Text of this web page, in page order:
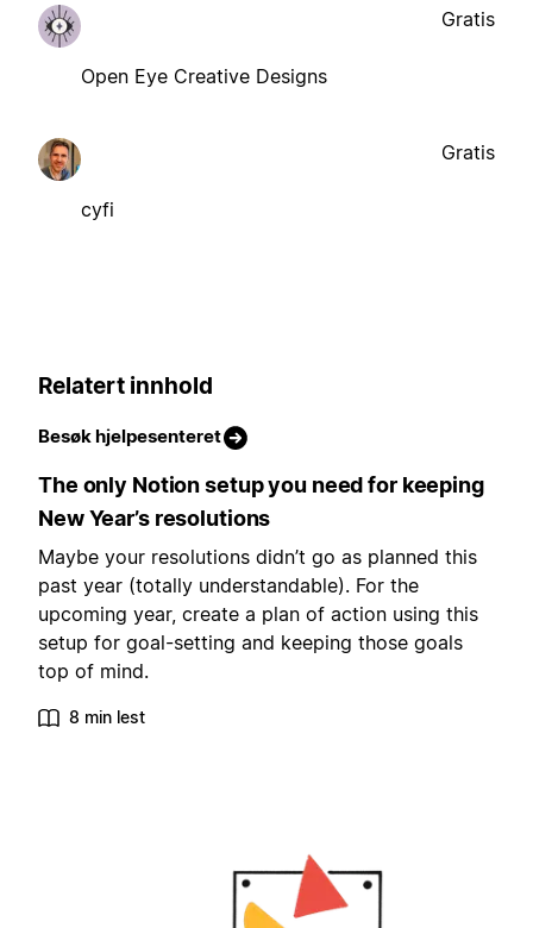
Open Eye Creative Designs
Gratis
cyfi
Gratis
Relatert innhold
Besøk hjelpesenteret
The only Notion setup you need for keeping
New Year’s resolutions
Maybe your resolutions didn’t go as planned this
past year (totally understandable). For the
upcoming year, create a plan of action using this
setup for goal-setting and keeping those goals
top of mind.
8 min lest